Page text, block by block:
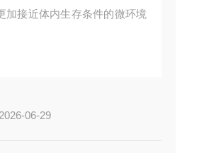
加接近体内生存条件的微环境
2026-06-29